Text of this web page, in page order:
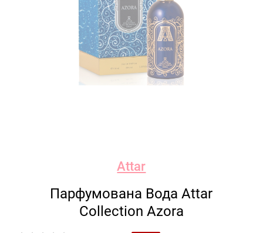
Attar
Парфумована Вода Attar
Collection Azora